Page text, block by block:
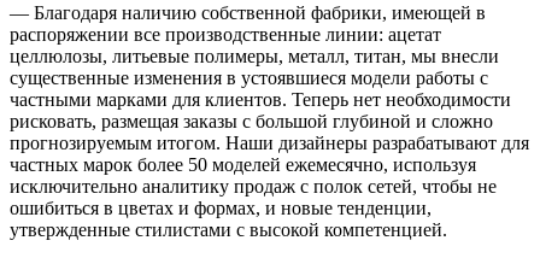
— Благодаря наличию собственной фабрики, имеющей в
распоряжении все производственные линии: ацетат
целлюлозы, литьевые полимеры, металл, титан, мы внесли
существенные изменения в устоявшиеся модели работы с
частными марками для клиентов. Теперь нет необходимости
рисковать, размещая заказы с большой глубиной и сложно
прогнозируемым итогом. Наши дизайнеры разрабатывают для
частных марок более 50 моделей ежемесячно, используя
исключительно аналитику продаж с полок сетей, чтобы не
ошибиться в цветах и формах, и новые тенденции,
утвержденные стилистами с высокой компетенцией.